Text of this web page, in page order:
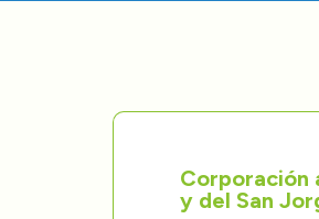
Corporación
y del San